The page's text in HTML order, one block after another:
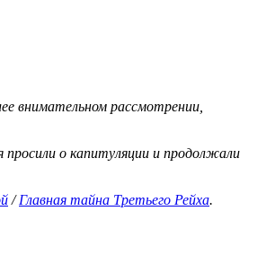
внимательном рассмотрении,
просили о капитуляции и продолжали
/Главная тайна Третьего Рейха.